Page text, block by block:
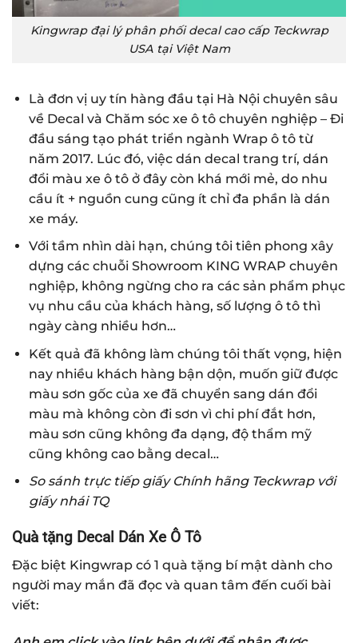
Kingwrap đại lý phân phối decal cao cấp Teckwrap
USA tại Việt Nam
Là đơn vị uy tín hàng đầu tại Hà Nội chuyên sâu
về Decal và Chăm sóc xe ô tô chuyên nghiệp – Đi
đầu sáng tạo phát triển ngành Wrap ô tô từ
năm 2017. Lúc đó, việc dán decal trang trí, dán
đổi màu xe ô tôở đây còn khá mới mẻ, do nhu
cầu ít + nguồn cung cũng ít chỉ đa phần là dán
xe máy.
Với tầm nhìn dài hạn, chúng tôi tiên phong xây
dựng các chuỗi Showroom KING WRAP chuyên
nghiệp, không ngừng cho ra các sản phẩm phục
vụ nhu cầu của khách hàng, số lượng ô tô thì
ngày càng nhiều hơn…
Kết quả đã không làm chúng tôi thất vọng, hiện
nay nhiều khách hàng bận dộn, muốn giữ được
màu sơn gốc của xe đã chuyển sang dán đổi
màu mà không còn đi sơn vì chi phí đắt hơn,
màu sơn cũng không đa dạng, độ thẩm mỹ
cũng không cao bằng decal…
So sánh trực tiếp giấy Chính hãng Teckwrap với
giấy nhái TQ
Quà tặng Decal Dán Xe Ô Tô
Đặc biệt Kingwrap có 1 quà tặng bí mật dành cho
người may mắn đã đọc và quan tâm đến cuối bài
viết: